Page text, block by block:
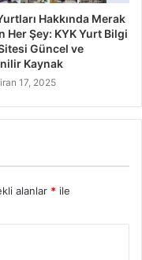
Hakkında Merak
Her Şey: KYK Yurt Bilgi
Güncel ve
Kaynak
17, 2025
alanlar * ile